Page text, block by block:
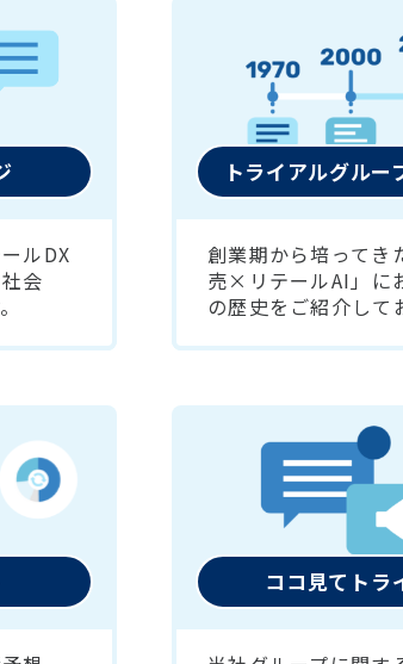
ルDX
会
トライアルグルー
創業期から培ってき
売×リテールAI」に
の歴史をご紹介して
ココ見てトラ